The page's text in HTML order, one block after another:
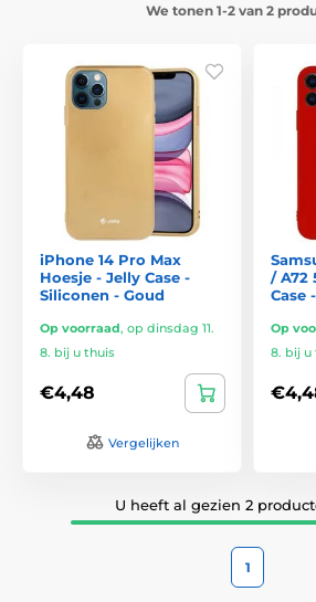
We tonen 1-2 van 2
iPhone 14 Pro Max
Hoesje - Jelly Case -
Siliconen - Goud
Op voorraad, op dinsdag 11.
8. bij u thuis
€4,48
Vergelijken
/ A72
Case
Op
8. bij u
U heeft al gezien 2
1